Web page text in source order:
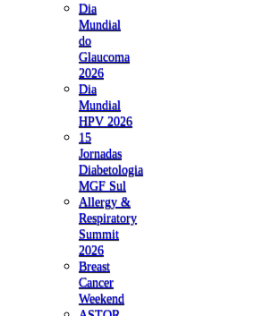
Dia
Mundial
do
Glaucoma
2026
Dia
Mundial
HPV 2026
15
Jornadas
Diabetologia
MGF Sul
Allergy &
Respiratory
Summit
2026
Breast
Cancer
Weekend